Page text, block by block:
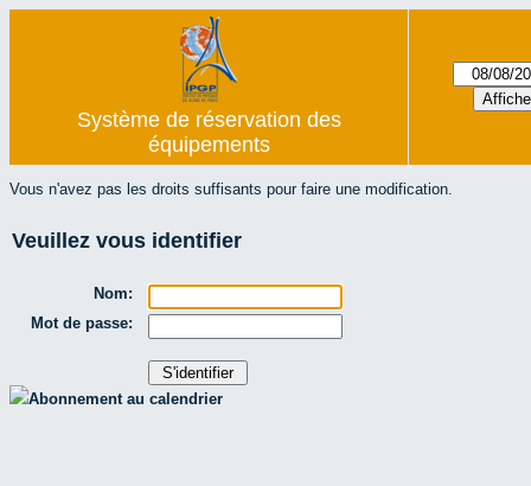
Système de réservation des
équipements
Vous n'avez pas les droits suffisants pour faire une modification.
Veuillez vous identifier
Nom:
Mot de passe:
Abonnement au calendrier